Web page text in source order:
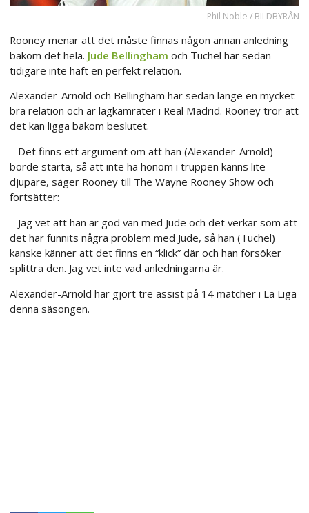
Phil Noble / BILDBYRÅN
Rooney menar att det måste finnas någon annan anledning
bakom det hela. Jude Bellingham och Tuchel har sedan
tidigare inte haft en perfekt relation.
Alexander-Arnold och Bellingham har sedan länge en mycket
bra relation och är lagkamrater i Real Madrid. Rooney tror att
det kan ligga bakom beslutet.
– Det finns ett argument om att han (Alexander-Arnold)
borde starta, så att inte ha honom i truppen känns lite
djupare, säger Rooney till The Wayne Rooney Show och
fortsätter:
– Jag vet att han är god vän med Jude och det verkar som att
det har funnits några problem med Jude, så han (Tuchel)
kanske känner att det finns en “klick” där och han försöker
splittra den. Jag vet inte vad anledningarna är.
Alexander-Arnold har gjort tre assist på 14 matcher i La Liga
denna säsongen.